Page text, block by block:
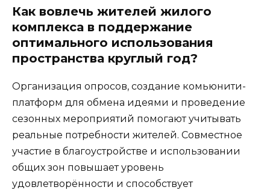
Как вовлечь жителей жилого
комплекса в поддержание
оптимального использования
пространства круглый год?
Организация опросов, создание комьюнити-
платформ для обмена идеями и проведение
сезонных мероприятий помогают учитывать
реальные потребности жителей. Совместное
участие в благоустройстве и использовании
общих зон повышает уровень
удовлетворённости и способствует